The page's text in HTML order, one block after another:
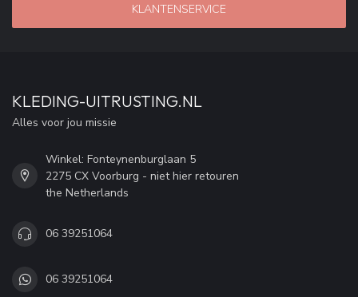
KLANTENSERVICE
KLEDING-UITRUSTING.NL
Alles voor jou missie
Winkel: Fonteynenburglaan 5
2275 CX Voorburg - niet hier retouren
the Netherlands
06 39251064
06 39251064